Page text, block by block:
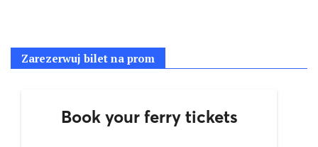
Zarezerwuj bilet na prom